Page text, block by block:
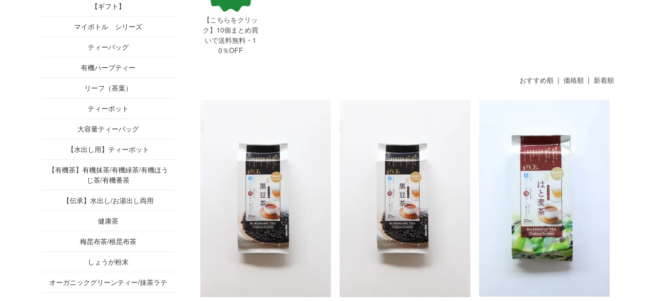
【こちらをクリッ
ク】10個まとめ買
いで送料無料・1
0％OFF
おすすめ順 | 価格順 | 新着順
【ギフト】
マイボトル シリーズ
ティーバッグ
有機ハーブティー
リーフ（茶葉）
ティーポット
大容量ティーバッグ
【水出し用】ティーポット
【有機茶】有機抹茶/有機緑茶/有機ほう
じ茶/有機番茶
【伝承】水出し/お湯出し両用
健康茶
梅昆布茶/根昆布茶
しょうが粉末
オーガニックグリーンティー/抹茶ラテ